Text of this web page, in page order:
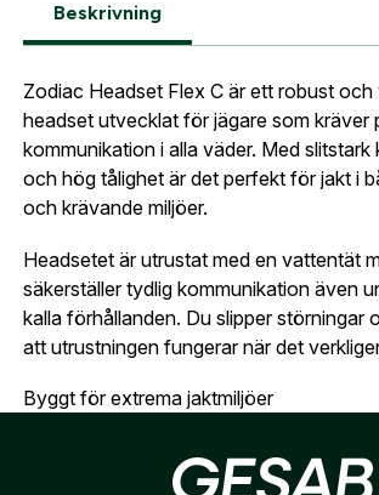
Beskrivning
Zodiac Headset Flex C är ett robust
headset utvecklat för jägare som kräver
kommunikation i alla väder. Med
och hög tålighet är det perfekt för jakt i
och krävande miljöer.
Headsetet är utrustat med en vattentät
säkerställer tydlig kommunikation även
kalla förhållanden. Du slipper störningar
att utrustningen fungerar när det
Byggt för extrema jaktmiljöer
Zodiac Headset Flex C är designat för
Glömt lösenord?
Skapa konto och handla enklare
Är du företag eller förening?Med
konto hos oss får du snabbare
uppgifter.
Är du en förening eller ett företag?
oss så hjälper vi dig att skapa ett
Telefon:*
Land:*
Verifiera e-post:*
Jag godkänner att mina uppgifter
integritetspolicyn .
Bevaka